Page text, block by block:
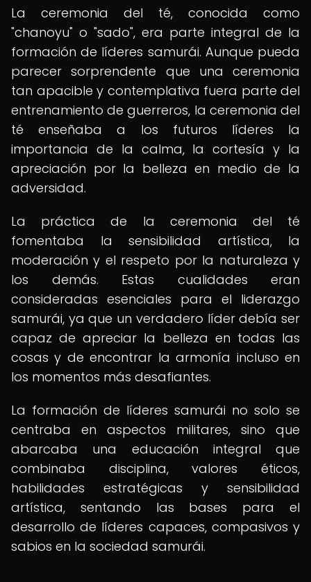
La ceremonia del té, conocida como
"chanoyu" o "sado", era parte integral de la
formación de líderes samurái. Aunque pueda
parecer sorprendente que una ceremonia
tan apacible y contemplativa fuera parte del
entrenamiento de guerreros, la ceremonia del
té enseñaba a los futuros líderes la
importancia de la calma, la cortesía y la
apreciación por la belleza en medio de la
adversidad.
La práctica de la ceremonia del té
fomentaba la sensibilidad artística, la
moderación y el respeto por la naturaleza y
los demás. Estas cualidades eran
consideradas esenciales para el liderazgo
samurái, ya que un verdadero líder debía ser
capaz de apreciar la belleza en todas las
cosas y de encontrar la armonía incluso en
los momentos más desafiantes.
La formación de líderes samurái no solo se
centraba en aspectos militares, sino que
abarcaba una educación integral que
combinaba disciplina, valores éticos,
habilidades estratégicas y sensibilidad
artística, sentando las bases para el
desarrollo de líderes capaces, compasivos y
sabios en la sociedad samurái.